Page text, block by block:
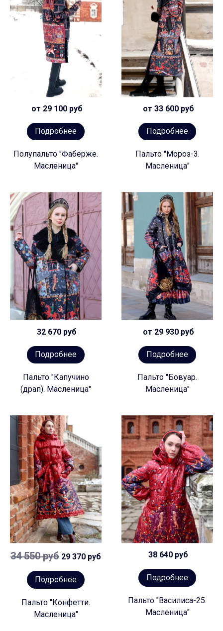
от 29 100 руб
Подробнее
Полупальто "Фаберже.
Масленица"
от 33 600 руб
Подробнее
Пальто "Мороз-3.
Масленица"
32 670 руб
Подробнее
Пальто "Капучино
(драп). Масленица"
от 29 930 руб
Подробнее
Пальто "Бовуар.
Масленица"
34 550 руб 29 370 руб
Подробнее
Пальто "Конфетти.
Масленица"
38 640 руб
Подробнее
Пальто "Василиса-25.
Масленица"